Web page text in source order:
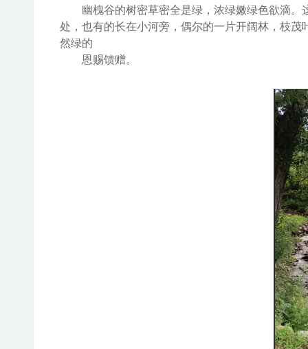
幽槐谷的树密草密全是绿，浓绿嫩绿色欲滴。
处，也有的长在小河旁，偶尔的一片开阔林， 枝茂
然绿的
恩赐馈赠。